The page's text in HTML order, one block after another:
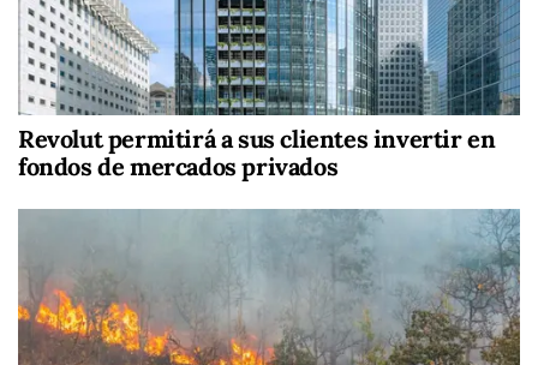
Revolut permitirá a sus clientes invertir en
fondos de mercados privados